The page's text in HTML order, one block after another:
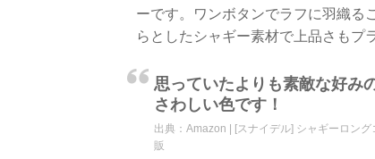
ーです。ワンボタンでラフに羽織る
らとしたシャギー素材で上品さもプ
思っていたよりも素敵な好み
さわしい色です！
出典： Amazon | [スナイデル] シャギーロン
販